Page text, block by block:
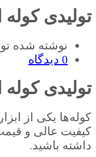
تولیدی
نوشته شده
0 دیدگاه
تولیدی
کوله‌ها یکی از
کیفیت عالی و
داشته باشید.